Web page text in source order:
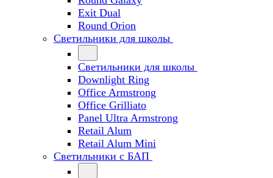
Exit Dual
Round Orion
Светильники для школы
Светильники для школы
Downlight Ring
Office Armstrong
Office Grilliato
Panel Ultra Armstrong
Retail Alum
Retail Alum Mini
Светильники с БАП